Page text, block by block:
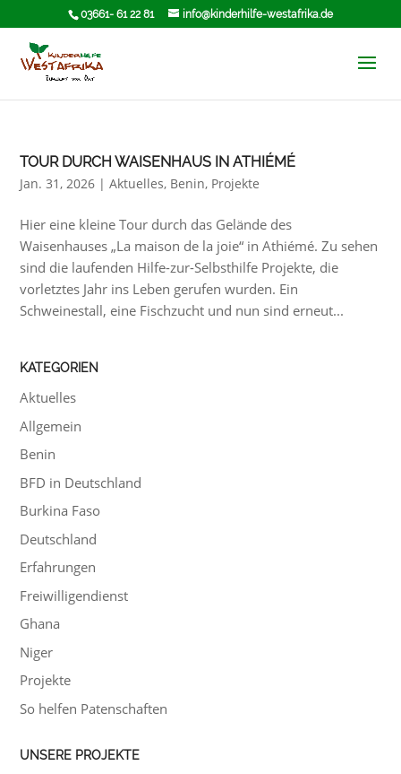
03661- 61 22 81 info@kinderhilfe-westafrika.de
TOUR DURCH WAISENHAUS IN ATHIÉMÉ
Jan. 31, 2026 |Aktuelles, Benin, Projekte
Hier eine kleine Tour durch das Gelände des
Waisenhauses „La maison de la joie“ in Athiémé. Zu sehen
sind die laufenden Hilfe-zur-Selbsthilfe Projekte, die
vorletztes Jahr ins Leben gerufen wurden. Ein
Schweinestall, eine Fischzucht und nun sind erneut...
KATEGORIEN
Aktuelles
Allgemein
Benin
BFD in Deutschland
Burkina Faso
Deutschland
Erfahrungen
Freiwilligendienst
Ghana
Niger
Projekte
So helfen Patenschaften
UNSERE PROJEKTE